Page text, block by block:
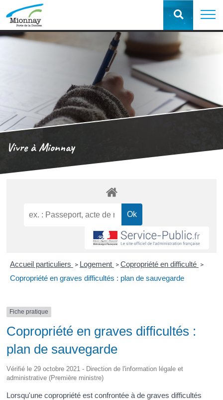
Vivre à Mionnay
Accueil particuliers > Logement > Copropriété en difficulté >
Copropriété en graves difficultés : plan de sauvegarde
Fiche pratique
Copropriété en graves difficultés :
plan de sauvegarde
Vérifié le 29 octobre 2021 - Direction de l'information légale et
administrative (Première ministre)
Lorsqu'une copropriété est confrontée à de graves difficultés